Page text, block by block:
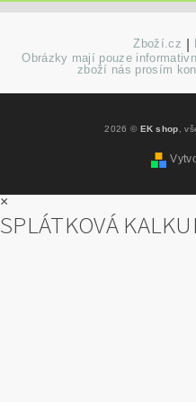
Zboží.cz
Obrázky mají pouze
zboží nás prosím
2026 © EK shop ,
×
SPLÁTKOVÁ